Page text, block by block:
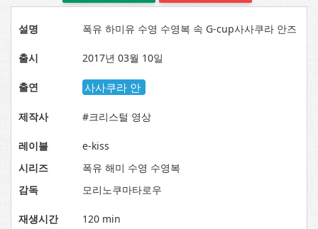
설명 폭유 하미유 수영 수영복 속 G-cup사사쿠라 안즈
출시 2017년 03월 10일
출연 사사쿠라 안
제작사 #크리스털 영상
레이블
e-kiss
시리즈
폭유 해미 수영 수영복
감독
모리노쿠마타로우
재생시간 120 min